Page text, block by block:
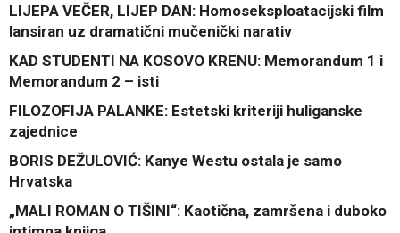
LIJEPA VEČER, LIJEP DAN: Homoseksploatacijski film
lansiran uz dramatični mučenički narativ
KAD STUDENTI NA KOSOVO KRENU: Memorandum 1 i
Memorandum 2 – isti
FILOZOFIJA PALANKE: Estetski kriteriji huliganske
zajednice
BORIS DEŽULOVIĆ: Kanye Westu ostala je samo
Hrvatska
„MALI ROMAN O TIŠINI“: Kaotična, zamršena i duboko